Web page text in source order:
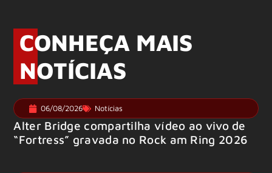
CONHEÇA MAIS
NOTÍCIAS
06/08/2026 Notícias
Alter Bridge compartilha vídeo ao vivo de
“Fortress” gravada no Rock am Ring 2026